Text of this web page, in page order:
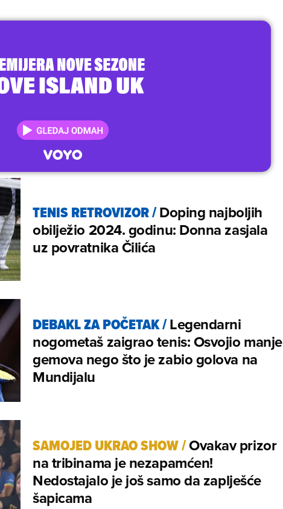
TENIS RETROVIZOR/Doping najboljih
obilježio 2024. godinu: Donna zasjala
uz povratnika Čilića
DEBAKL ZA POČETAK/Legendarni
nogometaš zaigrao tenis: Osvojio manje
gemova nego što je zabio golova na
Mundijalu
SAMOJED UKRAO SHOW/Ovakav prizor
na tribinama je nezapamćen!
Nedostajalo je još samo da zaplješće
šapicama